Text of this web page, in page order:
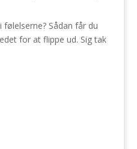
Sådan får du
for at flippe ud. Sig tak